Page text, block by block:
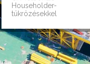
Householder-
tükrözésekkel